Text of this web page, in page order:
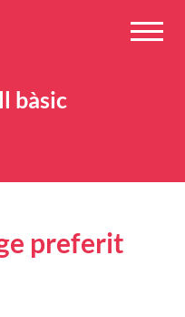
bàsic
preferit